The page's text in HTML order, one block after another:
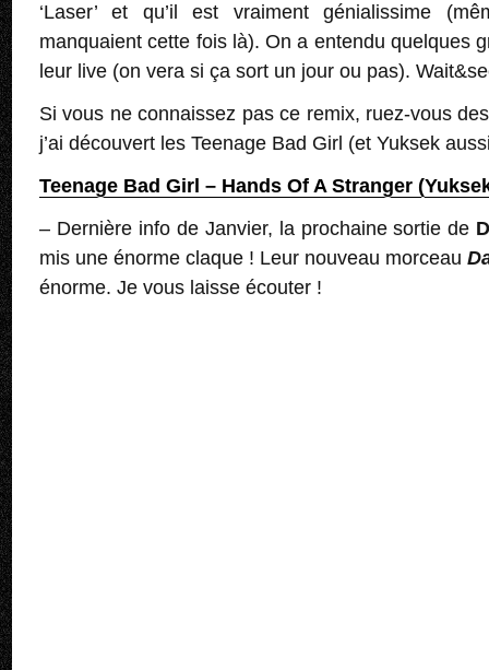
‘Laser’ et qu’il est vraiment génialissime
manquaient cette fois là). On a entendu quelques
leur live (on vera si ça sort un jour ou pas).
Si vous ne connaissez pas ce remix, ruez-vous
j’ai découvert les Teenage Bad Girl (et Yuksek
Teenage Bad Girl – Hands Of A Stranger
– Dernière info de Janvier, la prochaine sortie de
mis une énorme claque ! Leur nouveau morceau
énorme. Je vous laisse écouter !